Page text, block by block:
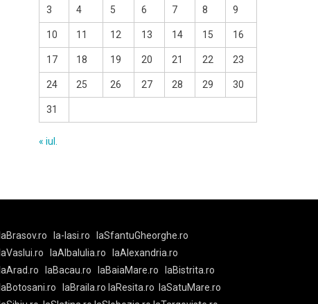
3 4 5 6 7 8 9
10 11 12 13 14 15 16
17 18 19 20 21 22 23
24 25 26 27 28 29 30
31
« iul.
laBrasov.ro la-Iasi.ro
laSfantuGheorghe.ro
laVaslui.ro
laAlbaIulia.ro
laAlexandria.ro
laArad.ro
laBacau.ro laBaiaMare.ro
laBistrita.ro
laBotosani.ro
laBraila.ro laResita.ro
laSatuMare.ro